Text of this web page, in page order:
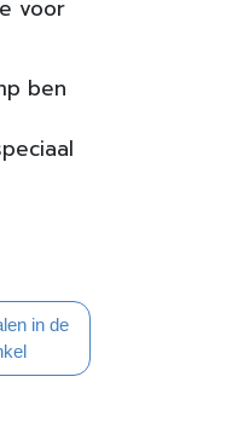
voor
ben
in de